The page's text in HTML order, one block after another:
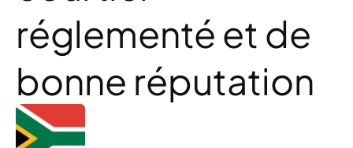
réglementé et de
bonne réputation